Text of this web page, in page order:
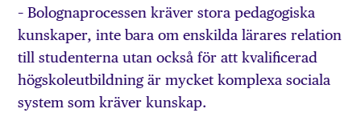
– Bolognaprocessen kräver stora pedagogiska
kunskaper, inte bara om enskilda lärares relation
till studenterna utan också för att kvalificerad
högskoleutbildning är mycket komplexa sociala
system som kräver kunskap.